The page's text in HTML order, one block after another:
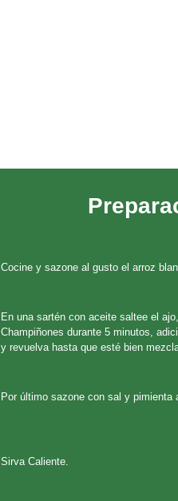
Cocine y sazone al gusto el arroz
En una sartén con aceite saltee el
Champiñones durante 5 minutos,
y revuelva hasta que esté bien
Por último sazone con sal y pimienta
Sirva Caliente.